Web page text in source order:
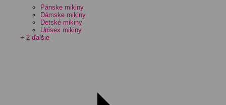
Pánske mikiny
Dámske mikiny
Detské mikiny
Unisex mikiny
+ 2 ďalšie